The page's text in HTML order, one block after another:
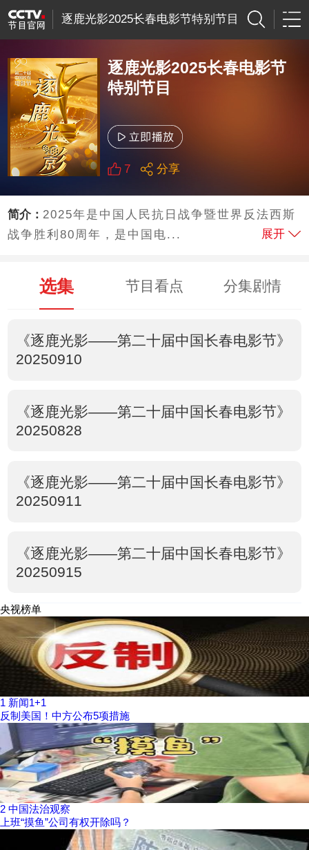
逐鹿光影2025长春电影节特别节目
逐鹿光影2025长春电影节
特别节目
7 分享
简介： 2025年是中国人民抗日战争暨世界反法西斯
战争胜利80周年，是中国电...
展开
选集 节目看点 分集剧情
《逐鹿光影——第二十届中国长春电影节》
20250910
《逐鹿光影——第二十届中国长春电影节》
20250828
《逐鹿光影——第二十届中国长春电影节》
20250911
《逐鹿光影——第二十届中国长春电影节》
20250915
央视榜单
1 新闻1+1
反制美国！中方公布5项措施
2 中国法治观察
上班“摸鱼”公司有权开除吗？